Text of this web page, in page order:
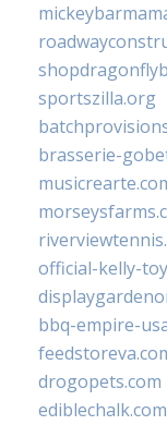
sportszilla.org
brasserie-
official-kelly-
bbq-empire-
drogopets.com
ediblechalk.com